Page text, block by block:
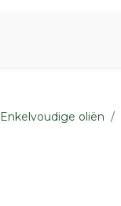
Enkelvoudige oliën